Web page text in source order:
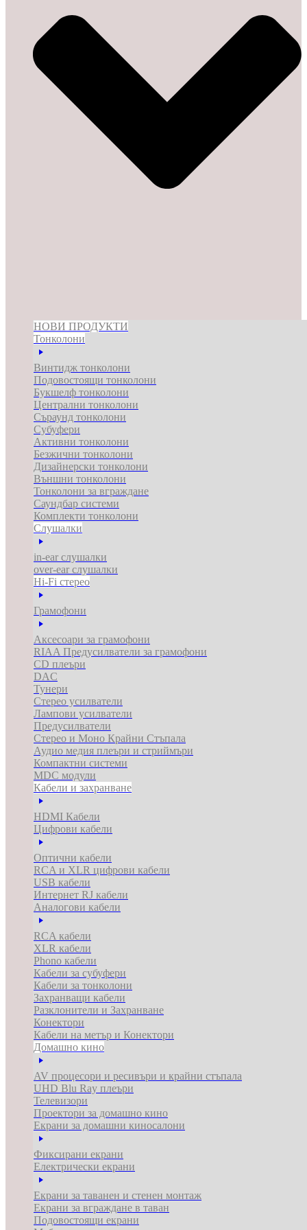
НОВИ ПРОДУКТИ
Тонколони
Винтидж тонколони
Подовостоящи тонколони
Букшелф тонколони
Централни тонколони
Съраунд тонколони
Субуфери
Активни тонколони
Безжични тонколони
Дизайнерски тонколони
Външни тонколони
Тонколони за вграждане
Саундбар системи
Комплекти тонколони
Слушалки
in-ear слушалки
over-ear слушалки
Hi-Fi стерео
Грамофони
Аксесоари за грамофони
RIAA Предусилватели за грамофони
CD плеъри
DAC
Тунери
Стерео усилватели
Лампови усилватели
Предусилватели
Стерео и Моно Крайни Стъпала
Аудио медия плеъри и стриймъри
Компактни системи
MDC модули
Кабели и захранване
HDMI Кабели
Цифрови кабели
Оптични кабели
RCA и XLR цифрови кабели
USB кабели
Интернет RJ кабели
Аналогови кабели
RCA кабели
XLR кабели
Phono кабели
Кабели за субуфери
Кабели за тонколони
Захранващи кабели
Разклонители и Захранване
Конектори
Кабели на метър и Конектори
Домашно кино
AV процесори и ресивъри и крайни стъпала
UHD Blu Ray плеъри
Телевизори
Проектори за домашно кино
Екрани за домашни киносалони
Фиксирани екрани
Електрически екрани
Екрани за таванен и стенен монтаж
Екрани за вграждане в таван
Подовостоящи екрани